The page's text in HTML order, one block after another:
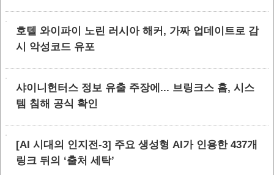
호텔 와이파이 노린 러시아 해커, 가짜 업데이트로 감
시 악성코드 유포
샤이니헌터스 정보 유출 주장에... 브링크스 홈, 시스
템 침해 공식 확인
[AI 시대의 인지전-3] 주요 생성형 AI가 인용한 437개
링크 뒤의 ‘출처 세탁’